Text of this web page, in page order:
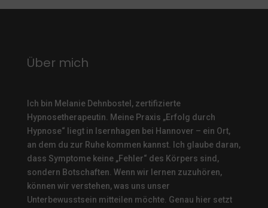
Über mich
Ich bin Melanie Dehnbostel, zertifizierte
Hypnosetherapeutin.
Meine Praxis „Erfolg durch
Hypnose“ liegt in Isernhagen bei Hannover – ein Ort,
an dem du zur Ruhe kommen kannst. Ich glaube daran,
dass Symptome keine „Fehler“ des Körpers sind,
sondern Botschaften. Wenn wir lernen zuzuhören,
können wir verstehen, was uns unser
Unterbewusstsein mitteilen möchte. Genau hier setzt